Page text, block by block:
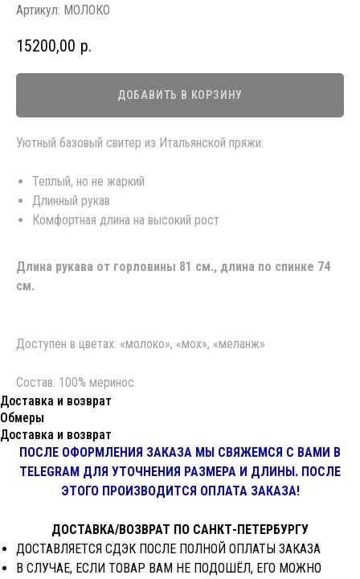
Артикул: МОЛОКО
15200,00 р.
ДОБАВИТЬ В КОРЗИНУ
Уютный базовый свитер из Итальянской пряжи:
Теплый, но не жаркий
Длинный рукав
Комфортная длина на высокий рост
Длина рукава от горловины 81 см., длина по спинке 74
см.
Доступен в цветах: «молоко», «мох», «меланж»
Состав: 100% меринос
Доставка и возврат
Обмеры
Доставка и возврат
ПОСЛЕ ОФОРМЛЕНИЯ ЗАКАЗА МЫ СВЯЖЕМСЯ С ВАМИ В
TELEGRAM ДЛЯ УТОЧНЕНИЯ РАЗМЕРА И ДЛИНЫ. ПОСЛЕ
ЭТОГО ПРОИЗВОДИТСЯ ОПЛАТА ЗАКАЗА!
ДОСТАВКА/ВОЗВРАТ ПО САНКТ-ПЕТЕРБУРГУ
ДОСТАВЛЯЕТСЯ СДЭК ПОСЛЕ ПОЛНОЙ ОПЛАТЫ ЗАКАЗА
В СЛУЧАЕ, ЕСЛИ ТОВАР ВАМ НЕ ПОДОШЁЛ, ЕГО МОЖНО